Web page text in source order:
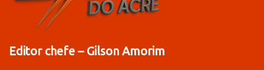
Editor chefe – Gilson Amorim